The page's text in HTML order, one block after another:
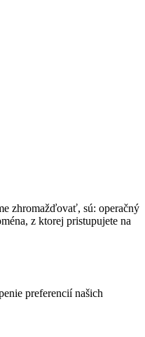
zhromažďovať, sú: operačný
z ktorej pristupujete na
preferencií našich